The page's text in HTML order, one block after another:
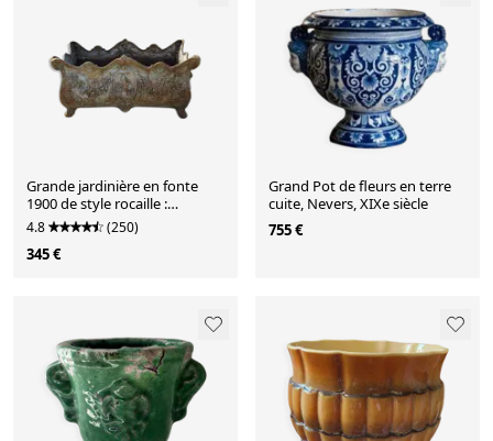
Grande jardinière en fonte
1900 de style rocaille :
Charleville - Mézières
4.8 (250)
345 €
Grand Pot de fleurs en terre
cuite, Nevers, XIXe siècle
755 €